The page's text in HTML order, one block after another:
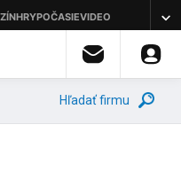
Hľadať firmu